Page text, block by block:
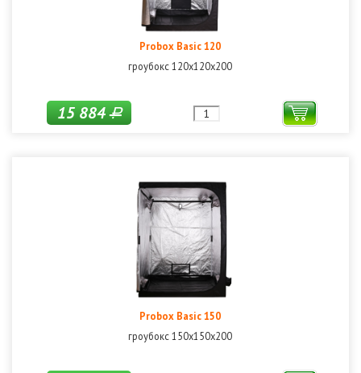
Probox Basic 120
гроубокс 120х120х200
15 884Р
Probox Basic 150
гроубокс 150х150х200